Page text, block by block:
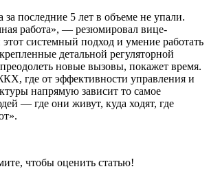
последние 5 лет в объеме не упали.
работа», — резюмировал вице-
этот системный подход и умение работать
детальной регуляторной
новые вызовы, покажет время.
где от эффективности управления и
напрямую зависит то самое
— где они живут, куда ходят, где
чтобы оценить статью!